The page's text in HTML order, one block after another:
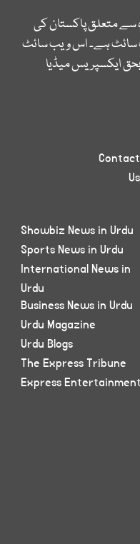
سے متعلق پاکستان کی
سائٹ ہے۔ اس ویب سائٹ
ایکسپریس میڈیا
Contact
Us
Showbiz News in Urdu
Sports News in Urdu
International News in
Urdu
Business News in Urdu
Urdu Magazine
Urdu Blogs
The Express Tribune
Express Entertainment